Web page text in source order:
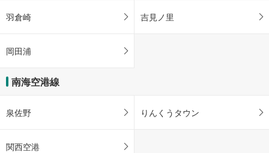
羽倉崎 吉見ノ里
岡田浦
南海空港線
泉佐野 りんくうタウン
関西空港